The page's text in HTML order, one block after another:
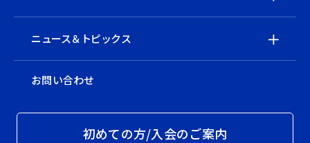
ニュース＆トピックス
お問い合わせ
初めての方/入会のご案内